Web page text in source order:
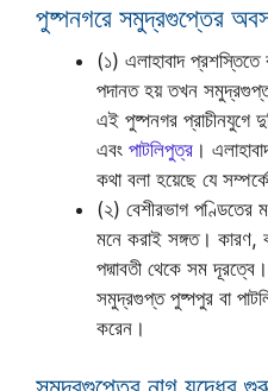
পুষ্পনগরে সমুদ্রগুপ্তের
(১) এলাহাবাদ
পদানত হয় তখন
এই পুষ্পনগর প্রাচীনযুগে
এবং পাটলিপুত্র ।
কথা বলা হয়েছে যে
(২) বেশীরভাগ
মনে করাই সঙ্গত।
পদ্মাবতী থেকে সম
সমুদ্রগুপ্ত পুষ্পপুর বা
করেন।